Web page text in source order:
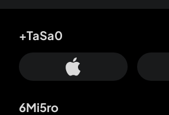
+TaSa0
6Mi5ro